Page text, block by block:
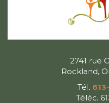
2741 rue
Rockland,
Tél.
Téléc.